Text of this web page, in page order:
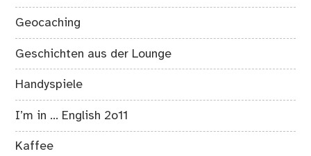
Geocaching
Geschichten aus der Lounge
Handyspiele
I’m in … English 2o11
Kaffee